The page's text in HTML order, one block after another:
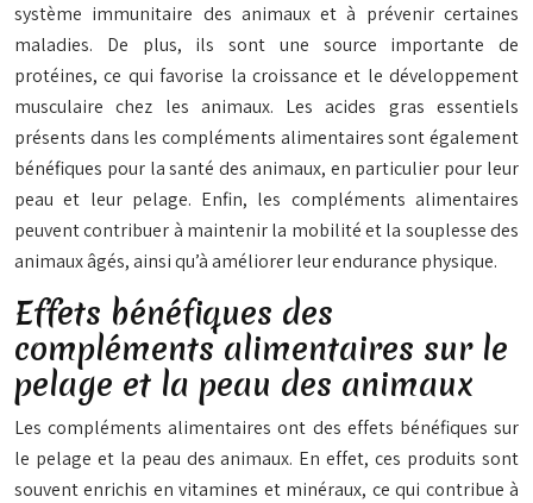
système immunitaire des animaux et à prévenir certaines
maladies. De plus, ils sont une source importante de
protéines, ce qui favorise la croissance et le développement
musculaire chez les animaux. Les acides gras essentiels
présents dans les compléments alimentaires sont également
bénéfiques pour la santé des animaux, en particulier pour leur
peau et leur pelage. Enfin, les compléments alimentaires
peuvent contribuer à maintenir la mobilité et la souplesse des
animaux âgés, ainsi qu’à améliorer leur endurance physique.
Effets bénéfiques des
compléments alimentaires sur le
pelage et la peau des animaux
Les compléments alimentaires ont des effets bénéfiques sur
le pelage et la peau des animaux. En effet, ces produits sont
souvent enrichis en vitamines et minéraux, ce qui contribue à